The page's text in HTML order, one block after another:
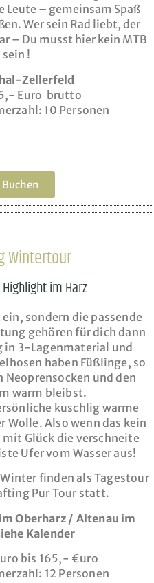
– gemeinsam Spaß
Wer sein Rad liebt, der
– Du musst hier kein MTB
!
Zellerfeld
Euro brutto
10 Personen
Wintertour
im Harz
sondern die passende
gehören für dich dann
in 3-Lagenmaterial und
haben Füßlinge, so
und den
warm bleibst.
kuschlig warme
Wolle. Also wenn das kein
Glück die verschneite
Ufer vom Wasser aus!
finden als Tagestour
Pur Tour statt.
Oberharz / Altenau im
Kalender
bis 165,- €uro
12 Personen